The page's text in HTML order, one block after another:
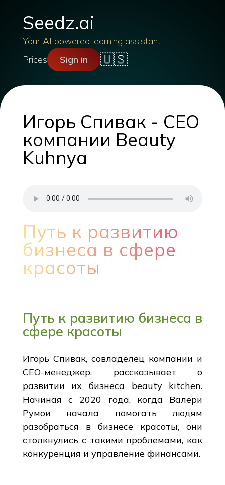
Seedz.ai
Your AI powered learning assistant
Prices
Sign in 🇺🇸
Игорь Спивак - СЕО
компании Beauty
Kuhnya
Путь к развитию
бизнеса в сфере
красоты
Путь к развитию бизнеса в
сфере красоты
Игорь Спивак, совладелец компании и
СЕО-менеджер, рассказывает о
развитии их бизнеса beauty kitchen.
Начиная с 2020 года, когда Валери
Румои начала помогать людям
разобраться в бизнесе красоты, они
столкнулись с такими проблемами, как
конкуренция и управление финансами.